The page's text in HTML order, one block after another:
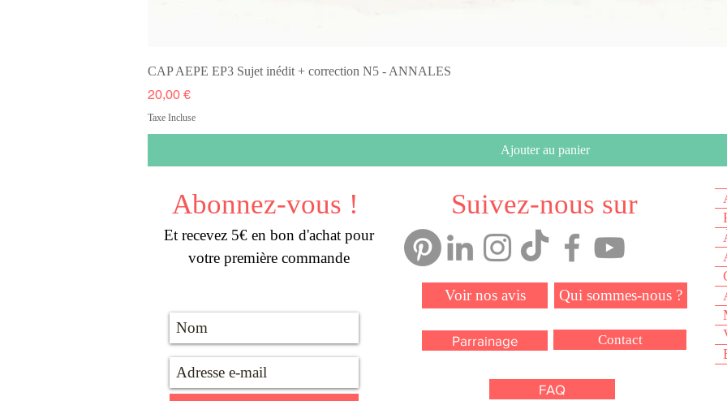
CAP AEPE EP3 Sujet inédit + correction N5 - ANNALES
Prix
20,00 €
Taxe Incluse
Ajouter au panier
Abonnez-vous !
Et recevez 5€ en bon d'achat pour
votre première commande
Suivez-nous sur
Voir nos avis Qui sommes-nous ?
Parrainage Contact
FAQ